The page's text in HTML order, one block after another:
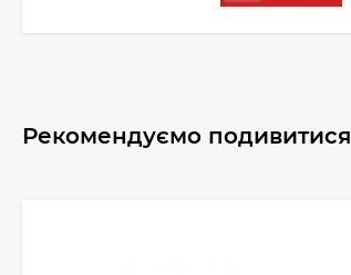
Рекомендуємо подивитися